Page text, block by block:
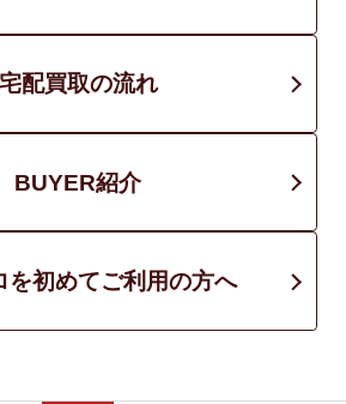
宅配買取の流れ
BUYER紹介
を初めてご利用の方へ